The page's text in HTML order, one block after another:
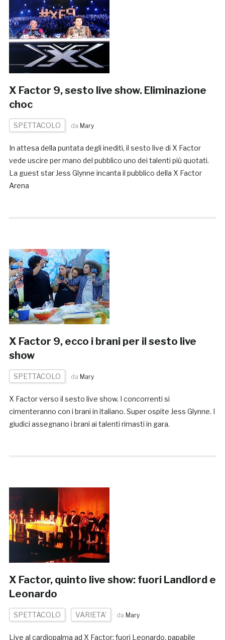
X Factor 9, sesto live show. Eliminazione
choc
SPETTACOLO da Mary
In attesa della puntata degli inediti, il sesto live di X Factor
vede uscire per mano del pubblico uno dei talenti più quotati.
La guest star Jess Glynne incanta il pubblico della X Factor
Arena
X Factor 9, ecco i brani per il sesto live
show
SPETTACOLO da Mary
X Factor verso il sesto live show. I concorrenti si
cimenteranno con i brani in italiano. Super ospite Jess Glynne. I
giudici assegnano i brani ai talenti rimasti in gara.
X Factor, quinto live show: fuori Landlord e
Leonardo
SPETTACOLO VARIETA' da Mary
Live al cardiopalma ad X Factor: fuori Leonardo, papabile